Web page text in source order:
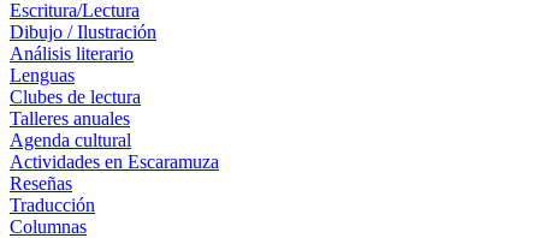
Escritura/Lectura
Dibujo / Ilustración
Análisis literario
Lenguas
Clubes de lectura
Talleres anuales
Agenda cultural
Actividades en Escaramuza
Reseñas
Traducción
Columnas